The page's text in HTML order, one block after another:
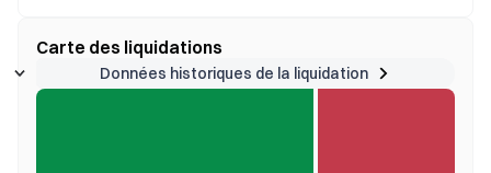
Carte des liquidations
Données historiques de la liquidation